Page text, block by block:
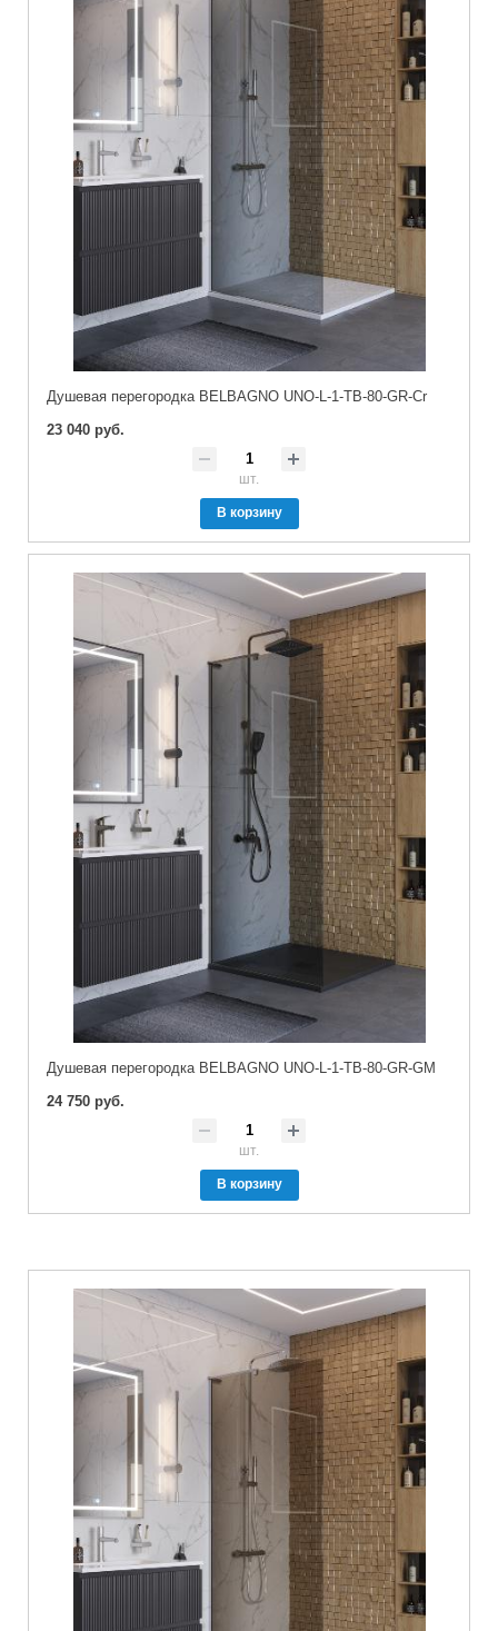
Душевая перегородка BELBAGNO UNO-L-1-TB-80-GR-Cr
23 040 руб.
шт.
В корзину
Душевая перегородка BELBAGNO UNO-L-1-TB-80-GR-GM
24 750 руб.
шт.
В корзину